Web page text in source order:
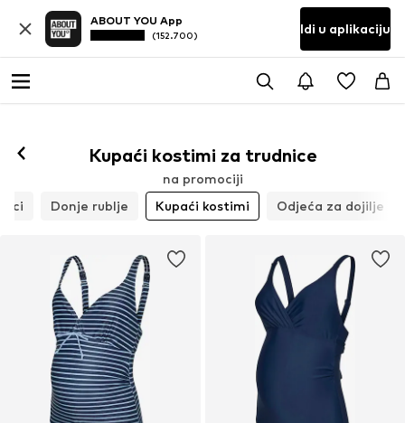
ABOUT YOU App
(152.700) Idi u aplikaciju
Kupaći kostimi za trudnice
na promociji
Donje rublje Kupaći kostimi Odjeća za dojilje